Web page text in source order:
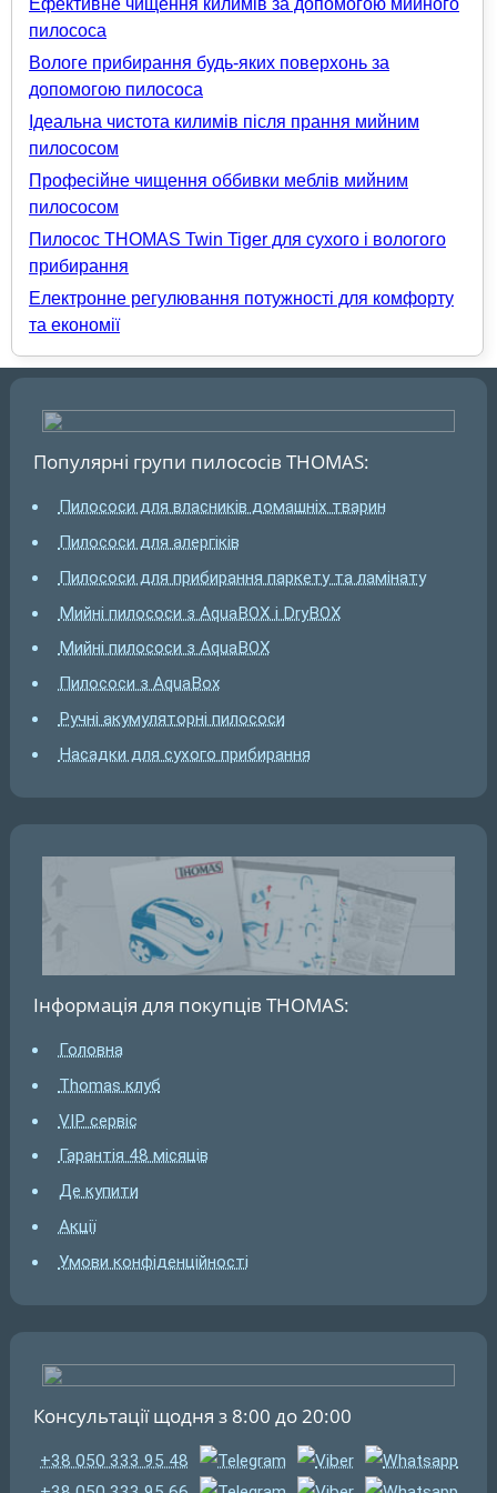
для вологого прибирання об'ємом від 3,6 до 10 л.
Ефективне чищення килимів за допомогою мийного
пилососа
Вологе прибирання будь-яких поверхонь за
допомогою пилососа
Ідеальна чистота килимів після прання мийним
пилососом
Професійне чищення оббивки меблів мийним
пилососом
Пилосос THOMAS Twin Tiger для сухого і вологого
прибирання
Електронне регулювання потужності для комфорту
та економії
Популярні групи пилососів THOMAS:
Пилососи для власників домашніх тварин
Пилососи для алергіків
Пилососи для прибирання паркету та ламінату
Мийні пилососи з AquaBOX і DryBOX
Мийні пилососи з AquaBOX
Пилососи з AquaBox
Ручні акумуляторні пилососи
Насадки для сухого прибирання
Інформація для покупців THOMAS:
Головна
Thomas клуб
VIP сервіс
Гарантія 48 місяців
Де купити
Акції
Умови конфіденційності
Консультації щодня з 8:00 до 20:00
+38 050 333 95 48